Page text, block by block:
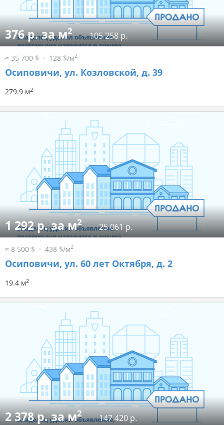
376 р. за м2 105 258 р.
≈ 35 700 $ 128 $/м2
Осиповичи, ул. Козловской, д. 39
279.9 м2
1 292 р. за м2 25 061 р.
≈ 8 500 $ 438 $/м2
Осиповичи, ул. 60 лет Октября, д. 2
19.4 м2
2 378 р. за м2 147 420 р.